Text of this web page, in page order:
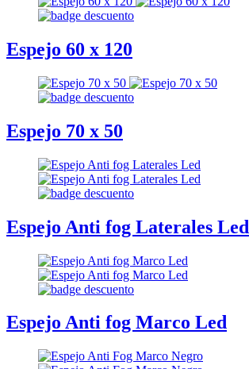
Espejo 60 x 120
Espejo 70 x 50
Espejo Anti fog Laterales Led
Espejo Anti fog Marco Led